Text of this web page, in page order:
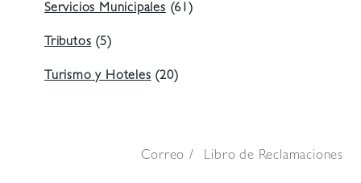
Servicios Municipales (61)
Tributos (5)
Turismo y Hoteles (20)
Correo Libro de Reclamaciones